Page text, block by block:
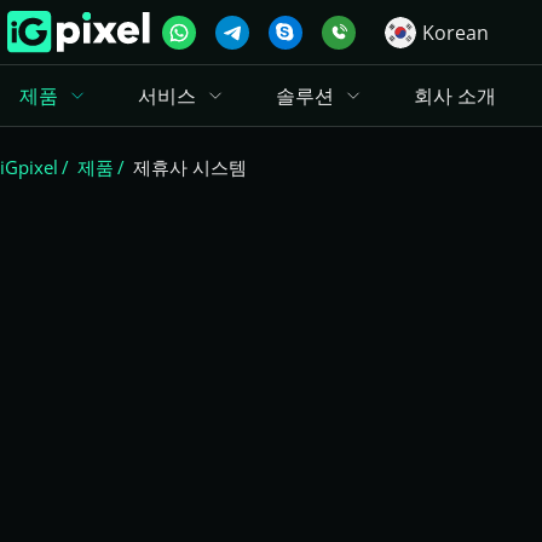
Korean
제품 서비스 솔루션 회사 소개
iGpixel 제품 제휴사 시스템